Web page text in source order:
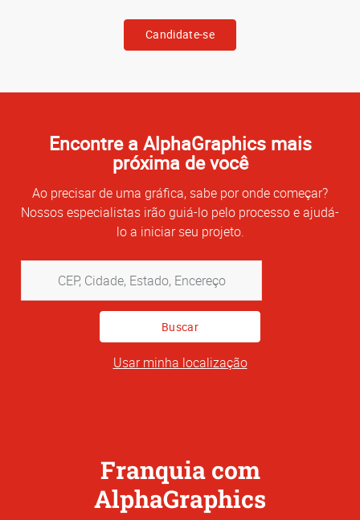
Candidate-se
Encontre a AlphaGraphics mais
próxima de você
Ao precisar de uma gráfica, sabe por onde começar?
Nossos especialistas irão guiá-lo pelo processo e ajudá-
lo a iniciar seu projeto.
Cidade,
Estado,
Encereço
Usar minha localização
Franquia com
AlphaGraphics